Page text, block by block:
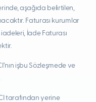
aşağıda belirtilen,
Faturası kurumlar
İade Faturası
işbu Sözleşmede ve
tarafından yerine